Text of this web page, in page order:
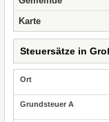
Karte
Steuersätze in